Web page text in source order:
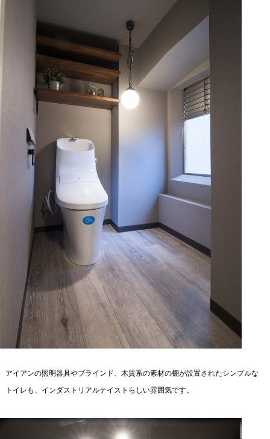
アイアンの照明器具やブラインド、木質系の素材の棚が設置されたシンプルな
トイレも、インダストリアルテイストらしい雰囲気です。